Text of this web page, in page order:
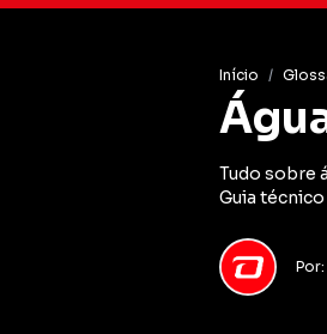
Início /
Tudo sobre
Guia